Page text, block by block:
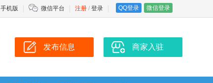
注册 / 登录 QQ登录 微信登录
手机版 微信平台
发布信息 商家入驻